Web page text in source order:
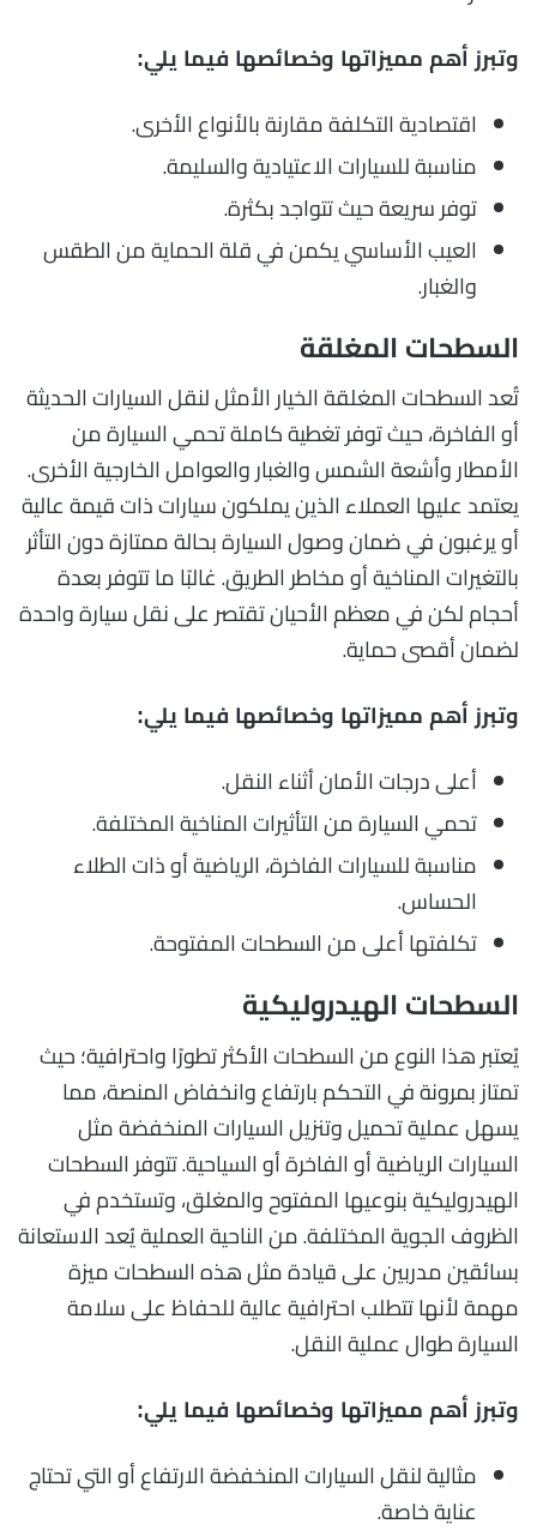
وتبرز أهم مميزاتها وخصائصها فيما يلي:
اقتصادية التكلفة مقارنة بالأنواع الأخرى.
مناسبة للسيارات الاعتيادية والسليمة.
توفر سريعة حيث تتواجد بكثرة.
العيب الأساسي يكمن في قلة الحماية من الطقس
والغبار.
السطحات المغلقة
تُعد السطحات المغلقة الخيار الأمثل لنقل السيارات الحديثة
أو الفاخرة، حيث توفر تغطية كاملة تحمي السيارة من
الأمطار وأشعة الشمس والغبار والعوامل الخارجية الأخرى.
يعتمد عليها العملاء الذين يملكون سيارات ذات قيمة عالية
أو يرغبون في ضمان وصول السيارة بحالة ممتازة دون التأثر
بالتغيرات المناخية أو مخاطر الطريق. غالبًا ما تتوفر بعدة
أحجام لكن في معظم الأحيان تقتصر على نقل سيارة واحدة
لضمان أقصى حماية.
وتبرز أهم مميزاتها وخصائصها فيما يلي:
أعلى درجات الأمان أثناء النقل.
تحمي السيارة من التأثيرات المناخية المختلفة.
مناسبة للسيارات الفاخرة، الرياضية أو ذات الطلاء
الحساس.
تكلفتها أعلى من السطحات المفتوحة.
السطحات الهيدروليكية
يُعتبر هذا النوع من السطحات الأكثر تطورًا واحترافية؛ حيث
تمتاز بمرونة في التحكم بارتفاع وانخفاض المنصة، مما
يسهل عملية تحميل وتنزيل السيارات المنخفضة مثل
السيارات الرياضية أو الفاخرة أو السياحية. تتوفر السطحات
الهيدروليكية بنوعيها المفتوح والمغلق، وتستخدم في
الظروف الجوية المختلفة. من الناحية العملية يُعد الاستعانة
بسائقين مدربين على قيادة مثل هذه السطحات ميزة
مهمة لأنها تتطلب احترافية عالية للحفاظ على سلامة
السيارة طوال عملية النقل.
وتبرز أهم مميزاتها وخصائصها فيما يلي:
مثالية لنقل السيارات المنخفضة الارتفاع أو التي تحتاج
عناية خاصة.